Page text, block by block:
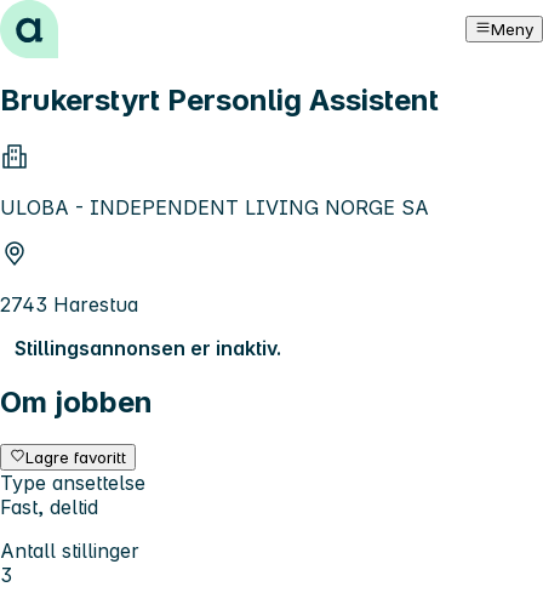
Hopp til innhold Meny
Brukerstyrt Personlig Assistent
ULOBA - INDEPENDENT LIVING NORGE SA
2743 Harestua
Stillingsannonsen er inaktiv.
Om jobben
Lagre favoritt
Type ansettelse
Fast, deltid
Antall stillinger
3